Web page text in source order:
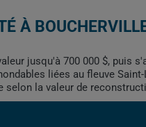
À
jusqu'à 700 000 $, puis
liées au fleuve
selon la valeur de